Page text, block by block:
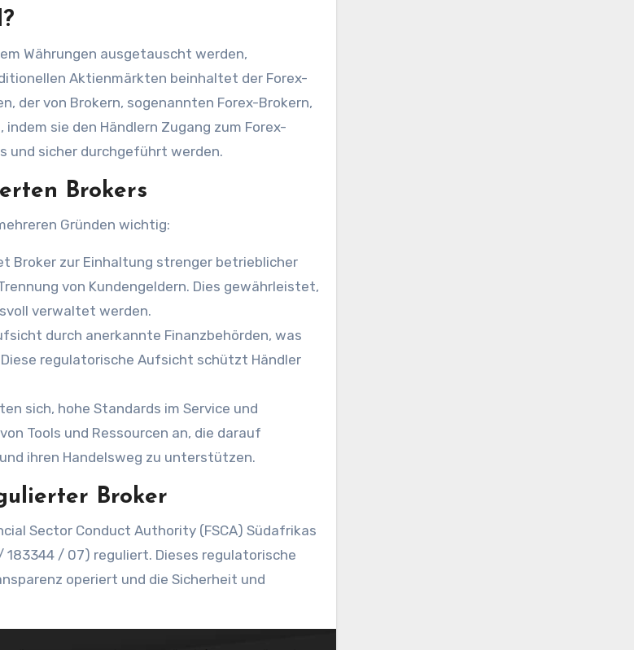
Währungen ausgetauscht werden,
Aktienmärkten beinhaltet der Forex-
der von Brokern, sogenannten Forex-Brokern,
sie den Händlern Zugang zum Forex-
und sicher durchgeführt werden.
Brokers
Gründen wichtig:
Broker zur Einhaltung strenger betrieblicher
von Kundengeldern. Dies gewährleistet,
verwaltet werden.
durch anerkannte Finanzbehörden, was
regulatorische Aufsicht schützt Händler
sich, hohe Standards im Service und
Tools und Ressourcen an, die darauf
ihren Handelsweg zu unterstützen.
Broker
Sector Conduct Authority (FSCA) Südafrikas
/ 07) reguliert. Dieses regulatorische
operiert und die Sicherheit und